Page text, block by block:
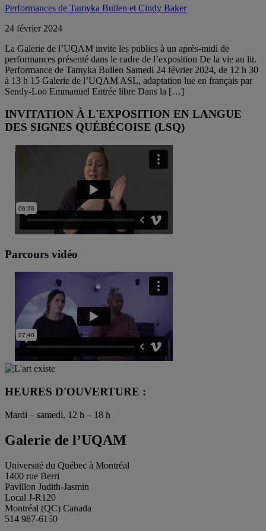
Performances de Tamyka Bullen et Cindy Baker
24 février 2024
La Galerie de l’UQAM invite les publics à un après-midi de
performances présenté dans le cadre de l’exposition De la vie au lit.
Performance de Tamyka Bullen Samedi 24 février 2024, de 12 h 30
à 13 h 15 Galerie de l’UQAM ASL, adaptation lue en français par
Sendy-Loo Emmanuel Entrée libre Dans la […]
INVITATION À L'EXPOSITION EN LANGUE
DES SIGNES QUÉBÉCOISE (LSQ)
Parcours vidéo
HEURES D'OUVERTURE :
Mardi – samedi, 12 h – 18 h
Galerie de l’UQAM
Université du Québec à Montréal
1400 rue Berri
Pavillon Judith-Jasmin
Local J-R120
Montréal (QC) Canada
514 987-6150